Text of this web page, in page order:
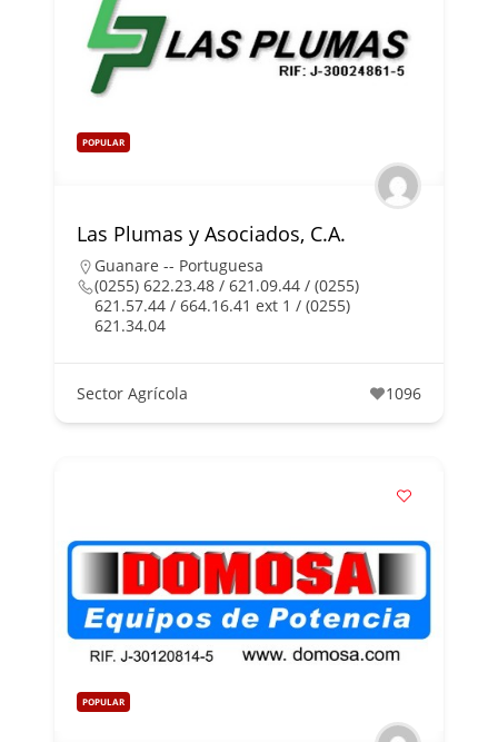
POPULAR
Las Plumas y Asociados, C.A.
Guanare -- Portuguesa
(0255) 622.23.48 / 621.09.44 / (0255)
621.57.44 / 664.16.41 ext 1 / (0255)
621.34.04
Sector Agrícola 1096
POPULAR